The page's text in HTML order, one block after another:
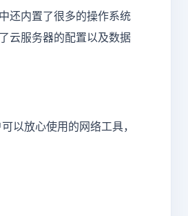
还内置了很多的操作系统
云服务器的配置以及数据
放心使用的网络工具，